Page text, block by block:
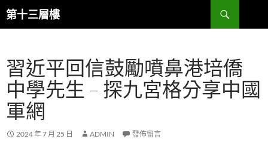
跳
至
內
第十三層樓
搜
尋
習近平回信鼓勵噴鼻港培僑
中學先生 – 探九宮格分享中國
軍網
2024 年 7 月 25 日 ADMIN 發佈留言